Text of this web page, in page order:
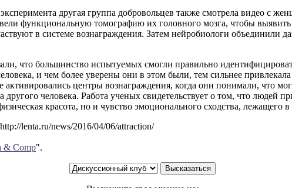
другая группа добровольцев также смотрела видео с
функциональную томографию их головного мозга, чтобы выявить
в системе вознаграждения. Затем нейробиологи объединили
что большинство испытуемых смогли правильно
и чем более уверены они в этом были, тем сильнее
активировались центры вознаграждения, когда они понимали, что
другого человека. Работа ученых свидетельствует о том, что людей
красота, но и чувство эмоционального сходства, лежащего
lenta.ru/news/2016/04/06/attraction/
& Comp".